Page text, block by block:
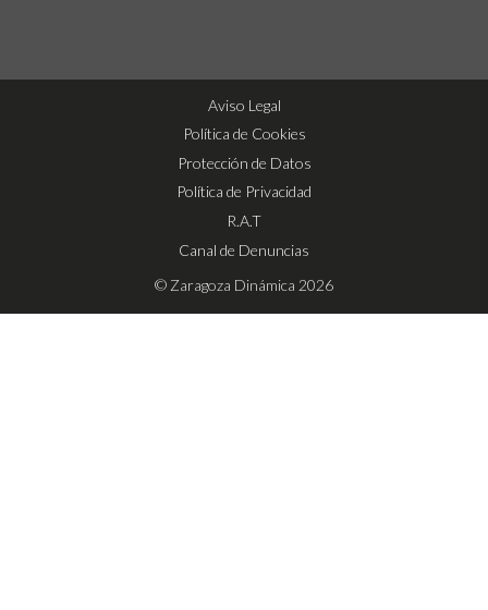
Aviso Legal
Política de Cookies
Protección de Datos
Política de Privacidad
R.A.T
Canal de Denuncias
© Zaragoza Dinámica 2026